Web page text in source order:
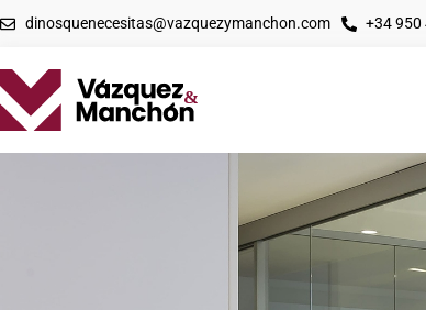
dinosquenecesitas@vazquezymanchon.com +34 950